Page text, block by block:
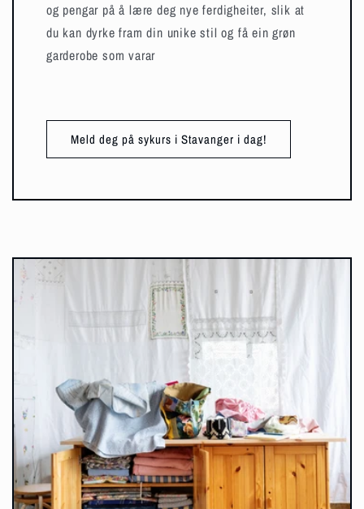
og pengar på å lære deg nye ferdigheiter, slik at
du kan dyrke fram din unike stil og få ein grøn
garderobe som varar
Meld deg på sykurs i Stavanger i dag!